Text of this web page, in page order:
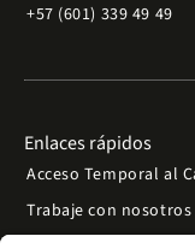
+57 (601) 339 49 49
Enlaces rápidos
Acceso Temporal al
Trabaje con nosotros